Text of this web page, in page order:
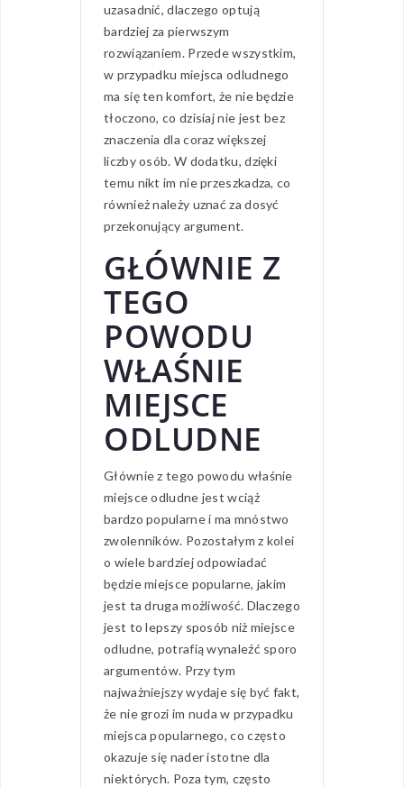
uzasadnić, dlaczego optują
bardziej za pierwszym
rozwiązaniem. Przede wszystkim,
w przypadku miejsca odludnego
ma się ten komfort, że nie będzie
tłoczono, co dzisiaj nie jest bez
znaczenia dla coraz większej
liczby osób. W dodatku, dzięki
temu nikt im nie przeszkadza, co
również należy uznać za dosyć
przekonujący argument.
GŁÓWNIE Z
TEGO
POWODU
WŁAŚNIE
MIEJSCE
ODLUDNE
Głównie z tego powodu właśnie
miejsce odludne jest wciąż
bardzo popularne i ma mnóstwo
zwolenników. Pozostałym z kolei
o wiele bardziej odpowiadać
będzie miejsce popularne, jakim
jest ta druga możliwość. Dlaczego
jest to lepszy sposób niż miejsce
odludne, potrafią wynaleźć sporo
argumentów. Przy tym
najważniejszy wydaje się być fakt,
że nie grozi im nuda w przypadku
miejsca popularnego, co często
okazuje się nader istotne dla
niektórych. Poza tym, często